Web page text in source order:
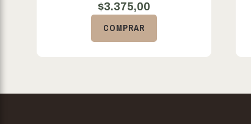
$3.375,00
COMPRAR